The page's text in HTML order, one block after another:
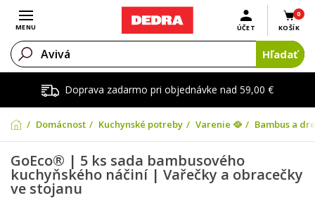
Doprava zadarmo pri objednávke nad 59,00 €
Otvoriť menu
MENU
0
KOŠÍK
ÚČET
Hľadať
Domácnosť Kuchynské potreby Varenie 🥘 Bambus a
GoEco® | 5 ks sada bambusového
kuchyňského náčiní | Vařečky a obracečky
ve stojanu